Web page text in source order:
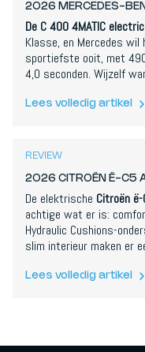
2026 MERCEDES-
De C 400 4MATIC electric
Klasse, en Mercedes wil
sportiefste ooit, met
4,0 seconden. Wijzelf
bruikbare AI-assistent
niet goedkoop, maar dit
Lees volledig artikel
7,6
REVIEW
2026 CITROËN Ë-C5
De elektrische Citroën
achtige wat er is:
Hydraulic Cushions-
slim interieur maken er
realistische 680 km
Lees volledig artikel